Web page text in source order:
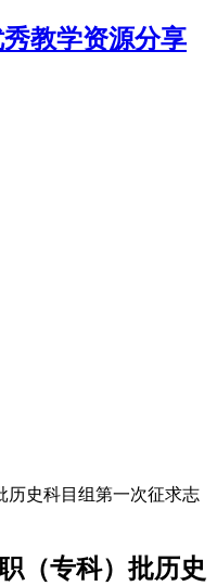
教学资源分享
历史科目组第一次征求志
（专科）批历史